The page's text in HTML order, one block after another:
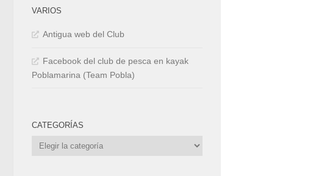
VARIOS
Antigua web del Club
Facebook del club de pesca en kayak
Poblamarina (Team Pobla)
CATEGORÍAS
Categorías